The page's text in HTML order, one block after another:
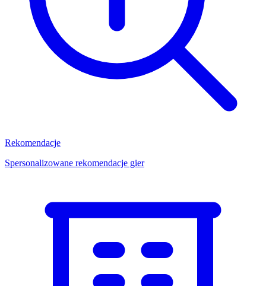
Rekomendacje
Spersonalizowane rekomendacje gier